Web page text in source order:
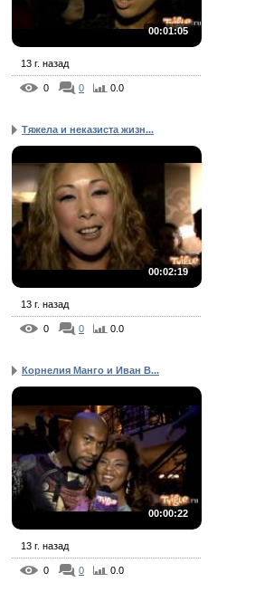
00:01:05
13 г. назад
0 0 0.0
Тяжела и неказиста жизн...
00:02:19
13 г. назад
0 0 0.0
Корнелия Манго и Иван B...
00:00:22
13 г. назад
0 0 0.0